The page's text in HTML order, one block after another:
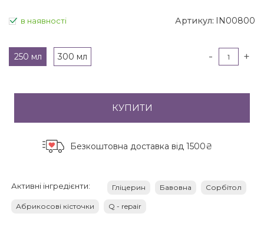
в наявності Артикул: IN00800
250 мл 300 мл - +
КУПИТИ
Безкоштовна доставка від 1500₴
Активні інгредієнти: Гліцерин Бавовна Сорбітол
Абрикосові кісточки Q - repair